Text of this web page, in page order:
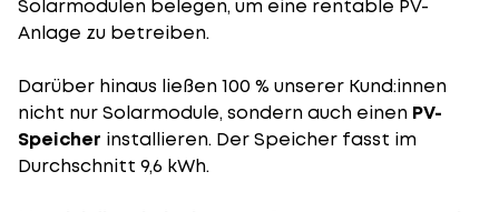
Solarmodulen belegen, um eine rentable PV-
Anlage zu betreiben.
Darüber hinaus ließen 100 % unserer Kund:innen
nicht nur Solarmodule, sondern auch einen PV-
Speicher installieren. Der Speicher fasst im
Durchschnitt 9,6 kWh.